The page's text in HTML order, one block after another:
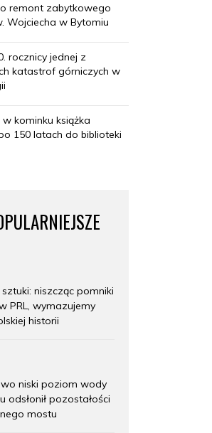
remont zabytkowego
Wojciecha w Bytomiu
rocznicy jednej z
katastrof górniczych w
kominku książka
150 latach do biblioteki
niszcząc pomniki
PRL, wymazujemy
historii
niski poziom wody
odsłonił pozostałości
mostu